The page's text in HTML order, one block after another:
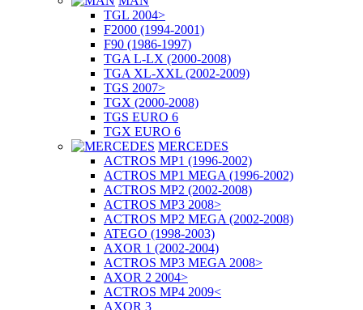
TGL 2004>
F2000 (1994-2001)
F90 (1986-1997)
TGA L-LX (2000-2008)
TGA XL-XXL (2002-2009)
TGS 2007>
TGX (2000-2008)
TGS EURO 6
TGX EURO 6
MERCEDES
ACTROS MP1 (1996-2002)
ACTROS MP1 MEGA (1996-2002)
ACTROS MP2 (2002-2008)
ACTROS MP3 2008>
ACTROS MP2 MEGA (2002-2008)
ATEGO (1998-2003)
AXOR 1 (2002-2004)
ACTROS MP3 MEGA 2008>
AXOR 2 2004>
ACTROS MP4 2009<
AXOR 3